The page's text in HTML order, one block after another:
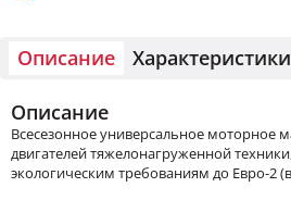
Описание Характеристики
Описание
Всесезонное универсальное моторное
двигателей тяжелонагруженной
экологическим требованиям до Евро-2